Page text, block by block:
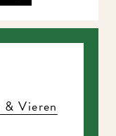
& Vieren